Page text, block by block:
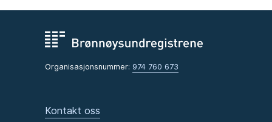
Organisasjonsnummer: 974 760 673
Kontakt oss